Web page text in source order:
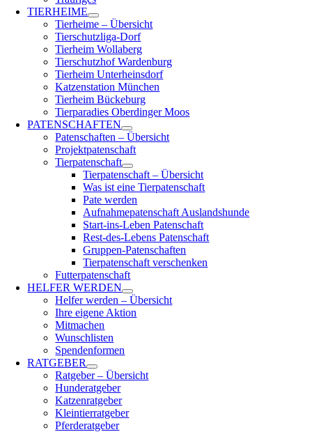
TIERHEIME
Tierheime – Übersicht
Tierschutzliga-Dorf
Tierheim Wollaberg
Tierschutzhof Wardenburg
Tierheim Unterheinsdorf
Katzenstation München
Tierheim Bückeburg
Tierparadies Oberdinger Moos
PATENSCHAFTEN
Patenschaften – Übersicht
Projektpatenschaft
Tierpatenschaft
Tierpatenschaft – Übersicht
Was ist eine Tierpatenschaft
Pate werden
Aufnahmepatenschaft Auslandshunde
Start-ins-Leben Patenschaft
Rest-des-Lebens Patenschaft
Gruppen-Patenschaften
Tierpatenschaft verschenken
Futterpatenschaft
HELFER WERDEN
Helfer werden – Übersicht
Ihre eigene Aktion
Mitmachen
Wunschlisten
Spendenformen
RATGEBER
Ratgeber – Übersicht
Hunderatgeber
Katzenratgeber
Kleintierratgeber
Pferderatgeber